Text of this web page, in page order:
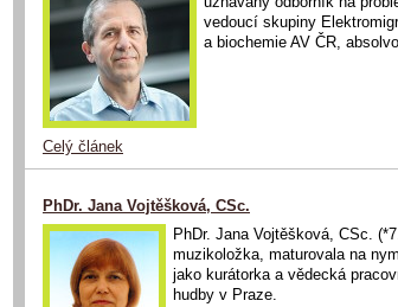
vedoucí skupiny
a biochemie AV ČR,
Celý článek
PhDr. Jana Vojtěšková, CSc.
PhDr. Jana Vojtěšková, CSc.
muzikoložka, maturovala na
jako kurátorka a vědecká
hudby v Praze.